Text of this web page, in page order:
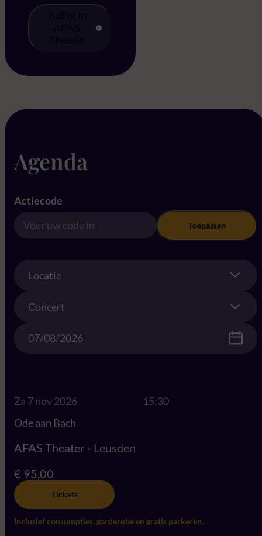
Buffet in
AFAS
Theater
Agenda
Actiecode
Toepassen
Locatie
Concert
Za 7 nov 2026
15:30
Ode aan Bach
AFAS Theater - Leusden
€ 95,00
Tickets
Inclusief consumpties, garderobe en gratis parkeren.